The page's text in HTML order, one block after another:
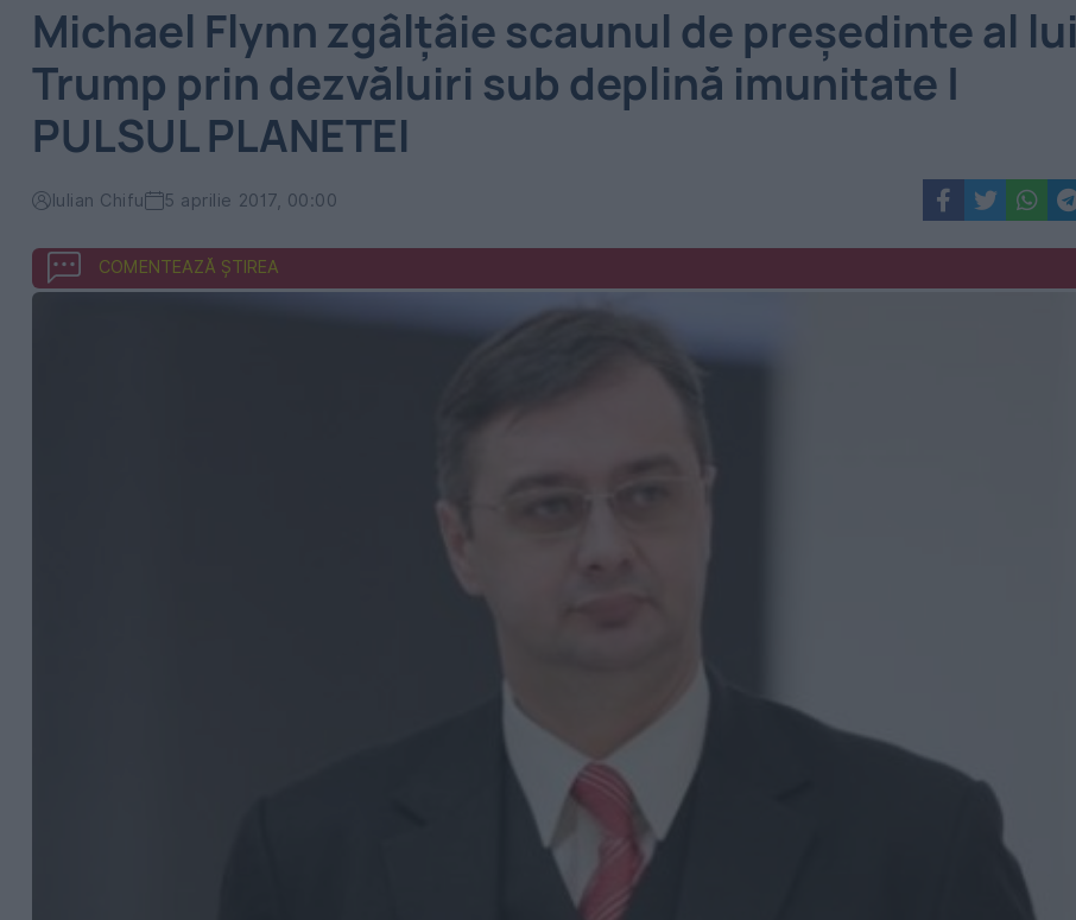
Michael Flynn zgâlțâie scaunul de președinte al lui
Trump prin dezvăluiri sub deplină imunitate |
PULSUL PLANETEI
Iulian Chifu 5 aprilie 2017, 00:00
COMENTEAZĂ ȘTIREA